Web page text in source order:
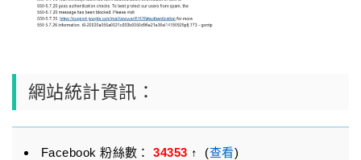
網站統計資訊：
Facebook 粉絲數：34353 ↑ (查看)